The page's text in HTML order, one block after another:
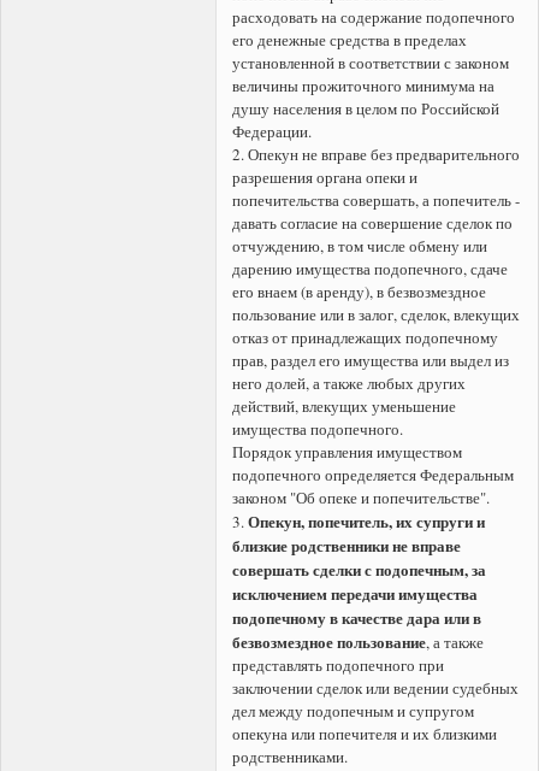
расходовать на содержание подопечного
его денежные средства в пределах
установленной в соответствии с законом
величины прожиточного минимума на
душу населения в целом по Российской
Федерации.
2. Опекун не вправе без предварительного
разрешения органа опеки и
попечительства совершать, а попечитель -
давать согласие на совершение сделок по
отчуждению, в том числе обмену или
дарению имущества подопечного, сдаче
его внаем (в аренду), в безвозмездное
пользование или в залог, сделок, влекущих
отказ от принадлежащих подопечному
прав, раздел его имущества или выдел из
него долей, а также любых других
действий, влекущих уменьшение
имущества подопечного.
Порядок управления имуществом
подопечного определяется Федеральным
законом "Об опеке и попечительстве".
3. Опекун, попечитель, их супруги и
близкие родственники не вправе
совершать сделки с подопечным, за
исключением передачи имущества
подопечному в качестве дара или в
безвозмездное пользование, а также
представлять подопечного при
заключении сделок или ведении судебных
дел между подопечным и супругом
опекуна или попечителя и их близкими
родственниками.